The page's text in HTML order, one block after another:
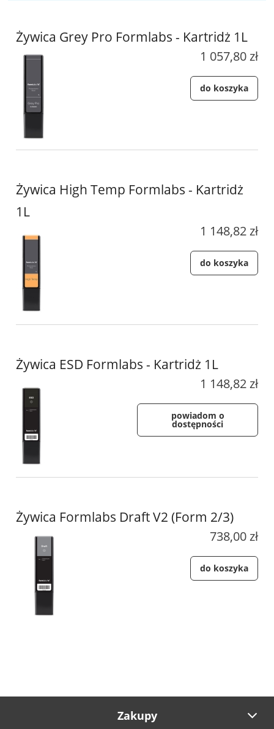
Żywica Grey Pro Formlabs - Kartridż 1L
1 057,80 zł
do koszyka
Żywica High Temp Formlabs - Kartridż
1L
1 148,82 zł
do koszyka
Żywica ESD Formlabs - Kartridż 1L
1 148,82 zł
powiadom o
dostępności
Żywica Formlabs Draft V2 (Form 2/3)
738,00 zł
do koszyka
Zakupy